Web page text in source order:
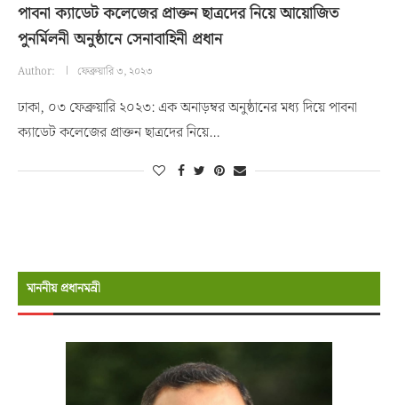
পাবনা ক্যাডেট কলেজের প্রাক্তন ছাত্রদের নিয়ে আয়োজিত
পুনর্মিলনী অনুষ্ঠানে সেনাবাহিনী প্রধান
Author: ফেব্রুয়ারি ৩, ২০২৩
ঢাকা, ০৩ ফেব্রুয়ারি ২০২৩: এক অনাড়ম্বর অনুষ্ঠানের মধ্য দিয়ে পাবনা
ক্যাডেট কলেজের প্রাক্তন ছাত্রদের নিয়ে…
মাননীয় প্রধানমন্রী